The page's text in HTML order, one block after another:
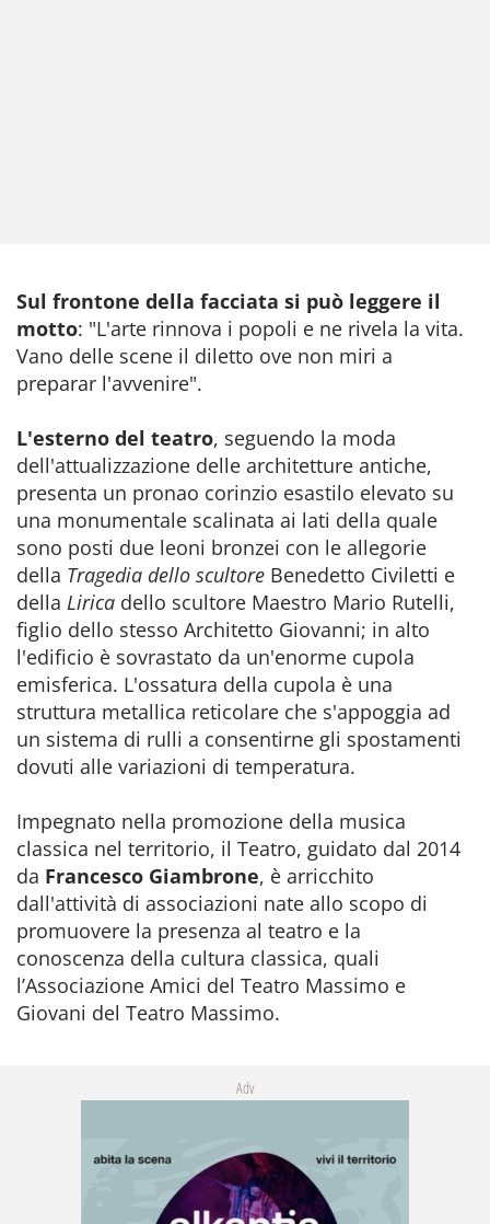
Sul frontone della facciata si può leggere il
motto: "L'arte rinnova i popoli e ne rivela la vita.
Vano delle scene il diletto ove non miri a
preparar l'avvenire".
L'esterno del teatro, seguendo la moda
dell'attualizzazione delle architetture antiche,
presenta un pronao corinzio esastilo elevato su
una monumentale scalinata ai lati della quale
sono posti due leoni bronzei con le allegorie
della Tragedia dello scultore Benedetto Civiletti e
della Lirica dello scultore Maestro Mario Rutelli,
figlio dello stesso Architetto Giovanni; in alto
l'edificio è sovrastato da un'enorme cupola
emisferica. L'ossatura della cupola è una
struttura metallica reticolare che s'appoggia ad
un sistema di rulli a consentirne gli spostamenti
dovuti alle variazioni di temperatura.
Impegnato nella promozione della musica
classica nel territorio, il Teatro, guidato dal 2014
da Francesco Giambrone, è arricchito
dall'attività di associazioni nate allo scopo di
promuovere la presenza al teatro e la
conoscenza della cultura classica, quali
l’Associazione Amici del Teatro Massimo e
Giovani del Teatro Massimo.
Adv